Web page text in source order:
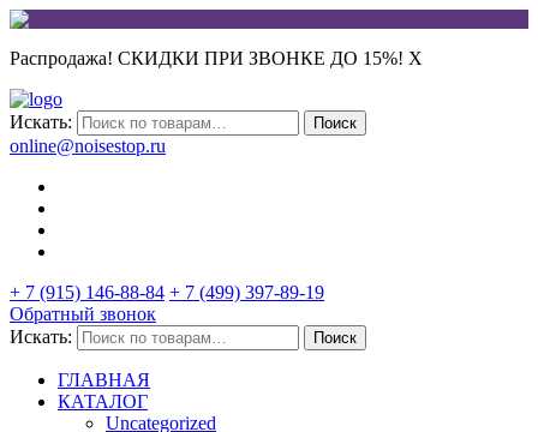
Распродажа! СКИДКИ ПРИ ЗВОНКЕ ДО 15%! X
Искать: Поиск
online@noisestop.ru
+ 7 (915) 146-88-84 + 7 (499) 397-89-19
Обратный звонок
Искать:
Поиск
ГЛАВНАЯ
КАТАЛОГ
Uncategorized